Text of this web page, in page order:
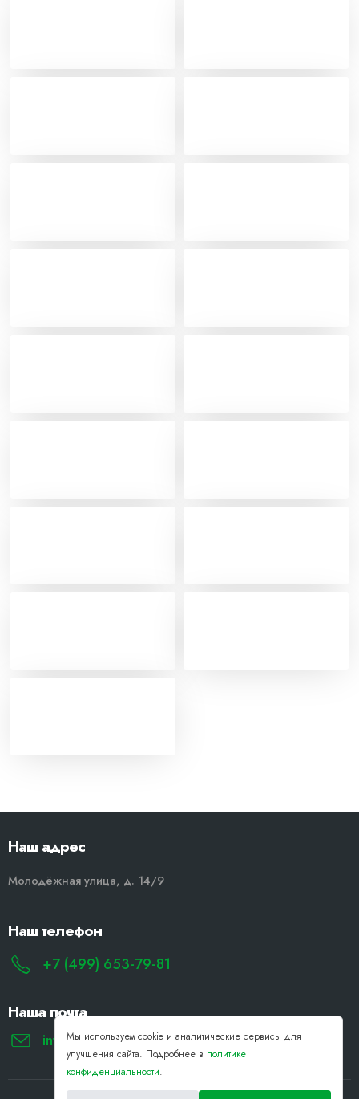
Наш адрес
Молодёжная улица, д. 14/9
Наш телефон
+7 (499) 653-79-81
Наша почта
info@remont-noutbukov-pk.ru
Мы используем cookie и аналитические сервисы для
улучшения сайта. Подробнее в политике
конфиденциальности.